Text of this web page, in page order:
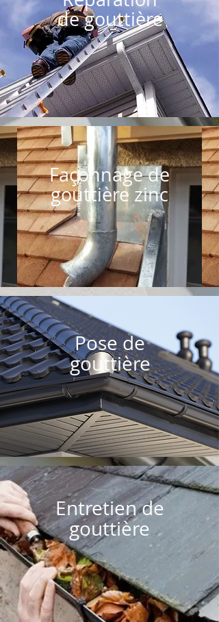
de gouttière
Façonnage de
gouttière zinc
Pose de
gouttière
Entretien de
gouttière